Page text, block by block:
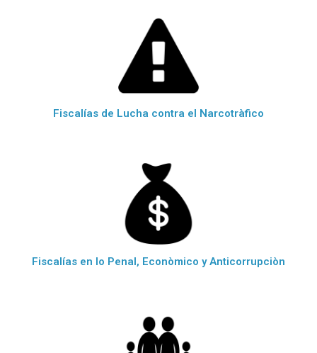
Fiscalías de Lucha contra el Narcotràfico
Fiscalías en lo Penal, Econòmico y Anticorrupciòn